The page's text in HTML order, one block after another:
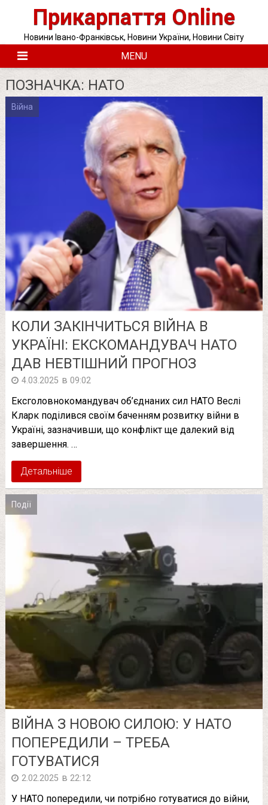
Прикарпаття Online
Новини Івано-Франківськ, Новини України, Новини Світу
MENU
ПОЗНАЧКА: НАТО
Війна
КОЛИ ЗАКІНЧИТЬСЯ ВІЙНА В
УКРАЇНІ: ЕКСКОМАНДУВАЧ НАТО
ДАВ НЕВТІШНИЙ ПРОГНОЗ
4.03.2025 в 09:02
Ексголовнокомандувач об’єднаних сил НАТО Веслі
Кларк поділився своїм баченням розвитку війни в
Україні, зазначивши, що конфлікт ще далекий від
завершення. …
Детальніше
Події
ВІЙНА З НОВОЮ СИЛОЮ: У НАТО
ПОПЕРЕДИЛИ – ТРЕБА
ГОТУВАТИСЯ
2.02.2025 в 22:12
У НАТО попередили, чи потрібно готуватися до війни,
Posts